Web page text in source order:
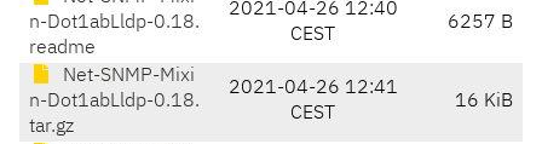
n-Dot1abLldp-0.18.
readme
2021-04-26 12:40
CEST
6257 B
Net-SNMP-Mixi
n-Dot1abLldp-0.18.
tar.gz
2021-04-26 12:41
CEST
16 KiB